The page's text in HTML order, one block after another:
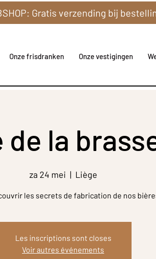
Onze frisdranken Onze vestigingen
de la
za 24 mei
  |
Liège
les secrets de fabrication de nos
Les inscriptions sont closes
Voir autres événements